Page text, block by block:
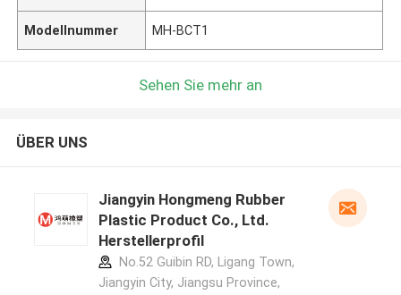
Modellnummer MH-BCT1
Sehen Sie mehr an
ÜBER UNS
Jiangyin Hongmeng Rubber
Plastic Product Co., Ltd.
Herstellerprofil
No.52 Guibin RD, Ligang Town,
Jiangyin City, Jiangsu Province,